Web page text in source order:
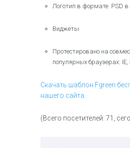
Логотип в формате .PSD в
Виджеты
Протестировано на
популярных браузерах: IE,
Скачать шаблон Fgreen
нашего сайта.
(Всего посетителей: 71,